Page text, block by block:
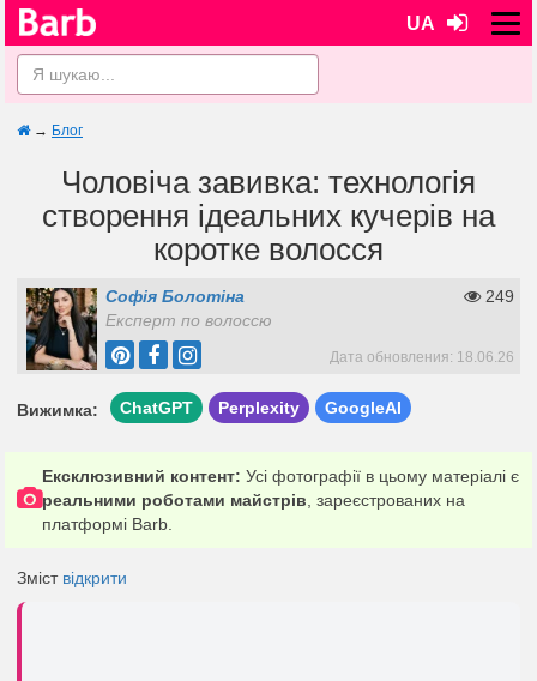
UA
→ Блог
Чоловіча завивка: технологія
створення ідеальних кучерів на
коротке волосся
Софія Болотіна
Експерт по волоссю
Дата обновления: 18.06.26
249
Вижимка: ChatGPT Perplexity GoogleAI
Ексклюзивний контент: Усі фотографії в цьому матеріалі є
реальними роботами майстрів , зареєстрованих на
платформі Barb.
Зміст відкрити